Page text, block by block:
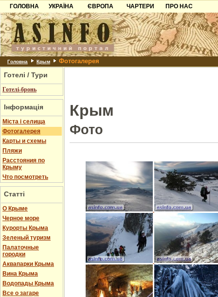
ГОЛОВНА
УКРАЇНА
Карпати
Азов
Причорноморря
Шацьк
ЄВРОПА
Чорногорія
Хорватія
Болгарія
Албанія
ЧАРТЕРИ
ПРО НАС
Контакти
Партнерам
Додати готель
Головна Крым Фотогалерея
Готелі / Тури
Готелі-бронь
Інформація
Міста і селища
Фотогалерея
Карты и схемы
Пляжи
Расстояния по
Крыму
Что посмотреть
Статті
О Крыме
Черное море
Курорты Крыма
Зеленый туризм
Палаточные
городки
Аквапарки Крыма
Вина Крыма
Водопады Крыма
Все о загаре
Крым
Фото